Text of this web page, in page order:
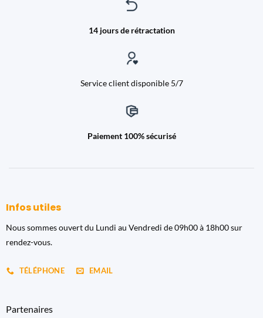
14 jours de rétractation
Service client disponible 5/7
Paiement 100% sécurisé
Infos utiles
Nous sommes ouvert du Lundi au Vendredi de 09h00 à 18h00 sur
rendez-vous.
TÉLÉPHONE EMAIL
Partenaires